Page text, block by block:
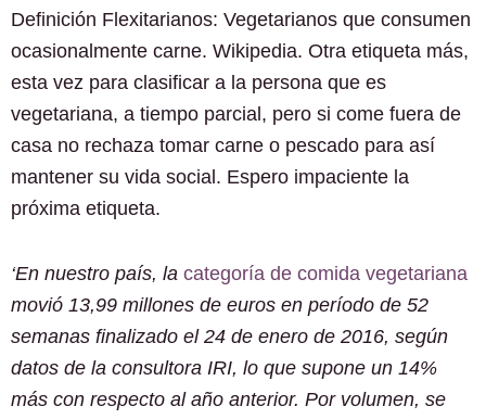
Definición Flexitarianos: Vegetarianos que consumen
ocasionalmente carne. Wikipedia. Otra etiqueta más,
esta vez para clasificar a la persona que es
vegetariana, a tiempo parcial, pero si come fuera de
casa no rechaza tomar carne o pescado para así
mantener su vida social. Espero impaciente la
próxima etiqueta.
‘En nuestro país, la categoría de comida vegetariana
movió 13,99 millones de euros en período de 52
semanas finalizado el 24 de enero de 2016, según
datos de la consultora IRI, lo que supone un 14%
más con respecto al año anterior. Por volumen, se